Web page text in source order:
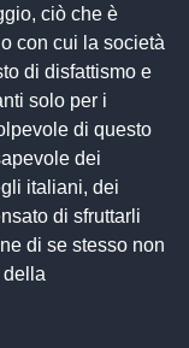
ciò che è
con cui la società
di disfattismo e
solo per i
di questo
dei
italiani, dei
di sfruttarli
di se stesso non
della